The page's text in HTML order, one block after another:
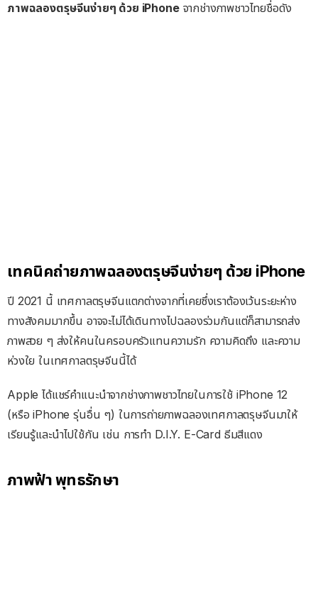
ภาพฉลองตรุษจีนง่ายๆ ด้วย iPhoneจากช่างภาพชาวไทยชื่อดัง
เทคนิคถ่ายภาพฉลองตรุษจีนง่ายๆ ด้วย iPhone
ปี 2021 นี้ เทศกาลตรุษจีนแตกต่างจากที่เคยซึ่งเราต้องเว้นระยะห่าง
ทางสังคมมากขึ้น อาจจะไม่ได้เดินทางไปฉลองร่วมกันแต่ก็สามารถส่ง
ภาพสวย ๆ ส่งให้คนในครอบครัวแทนความรัก ความคิดถึง และความ
ห่วงใย ในเทศกาลตรุษจีนนี้ได้
Apple ได้แชร์คำแนะนำจากช่างภาพชาวไทยในการใช้ iPhone 12
(หรือ iPhone รุ่นอื่น ๆ) ในการถ่ายภาพฉลองเทศกาลตรุษจีนมาให้
เรียนรู้และนำไปใช้กัน เช่น การทำ D.I.Y. E-Card ธีมสีแดง
ภาพฟ้า พุทธรักษา